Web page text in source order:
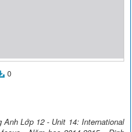
0
Anh Lớp 12 - Unit 14: International